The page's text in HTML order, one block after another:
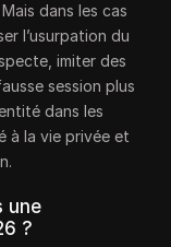
dans les cas
l’usurpation du
imiter des
session plus
dans les
à la vie privée et
une
?